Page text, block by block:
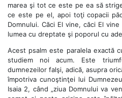
marea şi tot ce este pe ea să
ce este pe el, apoi toţi copacii
Domnului. Căci El vine, căci El
lumea cu dreptate şi poporul cu
Acest psalm este paralela exactă
studiem noi acum. Este
dumnezeilor falşi, adică, asupra
împotriva cunoştinţei lui
Isaia 2, când „ziua Domnului va